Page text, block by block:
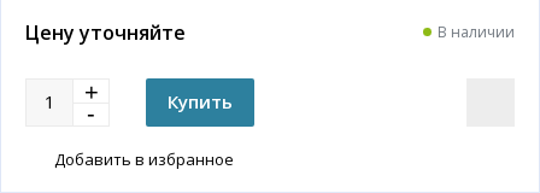
Цену уточняйте В наличии
Добавить в избранное